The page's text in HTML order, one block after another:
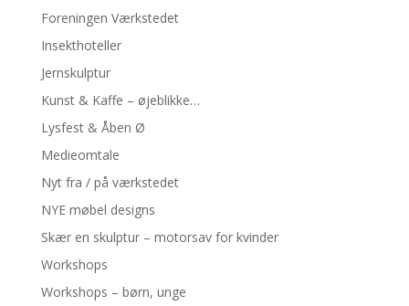
Foreningen Værkstedet
Insekthoteller
Jernskulptur
Kunst & Kaffe – øjeblikke…
Lysfest & Åben Ø
Medieomtale
Nyt fra / på værkstedet
NYE møbel designs
Skær en skulptur – motorsav for kvinder
Workshops
Workshops – børn, unge